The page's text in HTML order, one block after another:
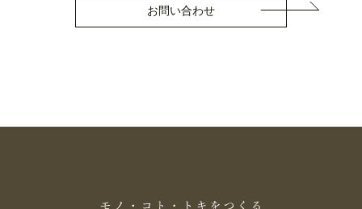
お問い合わせ